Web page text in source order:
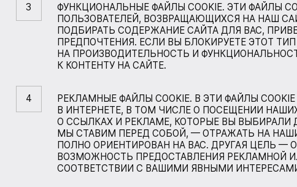
ФУНКЦИОНАЛЬНЫЕ ФАЙЛЫ COOKIE. ЭТИ ФАЙЛЫ
ПОЛЬЗОВАТЕЛЕЙ, ВОЗВРАЩАЮЩИХСЯ НА НАШ
ПОДБИРАТЬ СОДЕРЖАНИЕ САЙТА ДЛЯ ВАС,
ПРЕДПОЧТЕНИЯ. ЕСЛИ ВЫ БЛОКИРУЕТЕ ЭТОТ
НА ПРОИЗВОДИТЕЛЬНОСТЬ И
К КОНТЕНТУ НА САЙТЕ.
РЕКЛАМНЫЕ ФАЙЛЫ COOKIE. В ЭТИ ФАЙЛЫ
В ИНТЕРНЕТЕ, В ТОМ ЧИСЛЕ О ПОСЕЩЕНИИ
О ССЫЛКАХ И РЕКЛАМЕ, КОТОРЫЕ ВЫ ВЫБИРАЛИ
МЫ СТАВИМ ПЕРЕД СОБОЙ, — ОТРАЖАТЬ НА
ПОЛНО ОРИЕНТИРОВАН НА ВАС. ДРУГАЯ ЦЕЛЬ
ВОЗМОЖНОСТЬ ПРЕДОСТАВЛЕНИЯ РЕКЛАМНОЙ
СООТВЕТСТВИИ С ВАШИМИ ЯВНЫМИ